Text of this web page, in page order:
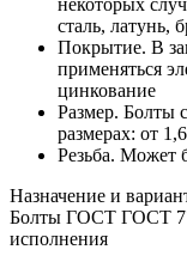
сталь, латунь,
Покрытие. В
применяться
цинкование
Размер. Болты
размерах: от
Резьба. Может
Назначение и
Болты ГОСТ ГОСТ
исполнения